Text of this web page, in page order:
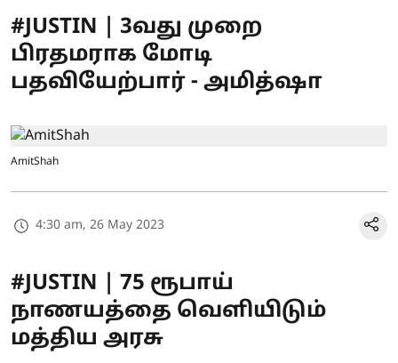
#JUSTIN | 3வது முறை
பிரதமராக மோடி
பதவியேற்பார் - அமித்ஷா
AmitShah
4:30 am, 26 May 2023
#JUSTIN | 75 ரூபாய்
நாணயத்தை வெளியிடும்
மத்திய அரசு